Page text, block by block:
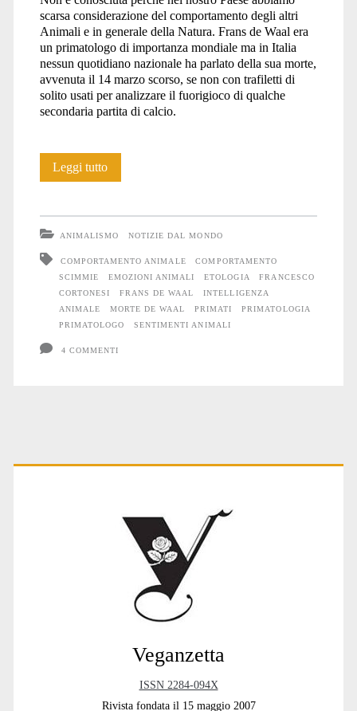
scarsa considerazione del comportamento degli altri
Animali e in generale della Natura. Frans de Waal era
un primatologo di importanza mondiale ma in Italia
nessun quotidiano nazionale ha parlato della sua morte,
avvenuta il 14 marzo scorso, se non con trafiletti di
solito usati per analizzare il fuorigioco di qualche
secondaria partita di calcio.
Leggi tuttoIn
de
Waal
ANIMALISMO NOTIZIE DAL MONDO
COMPORTAMENTO ANIMALE
COMPORTAMENTO
SCIMMIE
EMOZIONI ANIMALI ETOLOGIA
FRANCESCO
CORTONESI
FRANS DE WAAL
INTELLIGENZA
ANIMALE
MORTE DE WAAL PRIMATI
PRIMATOLOGIA
PRIMATOLOGO
SENTIMENTI ANIMALI
4 COMMENTI
Primary
Veganzetta
ISSN 2284-094X
Rivista fondata il 15 maggio 2007